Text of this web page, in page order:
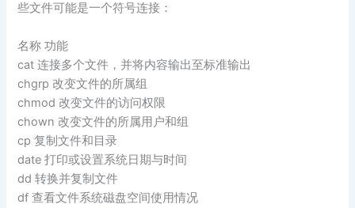
些文件可能是一个符号连接：
名称 功能
cat 连接多个文件，并将内容输出至标准输出
chgrp 改变文件的所属组
chmod 改变文件的访问权限
chown 改变文件的所属用户和组
cp 复制文件和目录
date 打印或设置系统日期与时间
dd 转换并复制文件
df 查看文件系统磁盘空间使用情况